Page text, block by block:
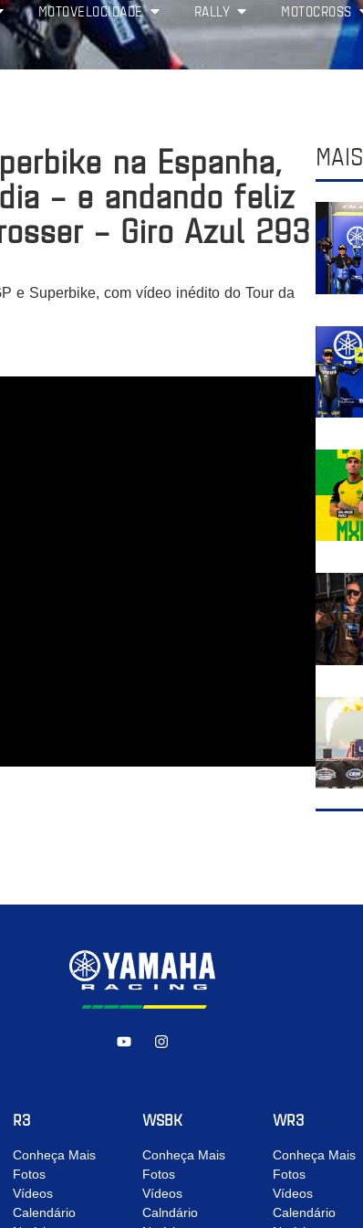
MOTOVELOCIDADE RALLY MOTOCROSS
na Espanha,
– e andando feliz
– Giro Azul 293
e Superbike, com vídeo inédito do Tour da
MAIS
R3
Conheça Mais
Fotos
Vídeos
Calendário
WSBK
Conheça Mais
Fotos
Vídeos
Calndário
WR3
Conheça Mais
Fotos
Vídeos
Calendário